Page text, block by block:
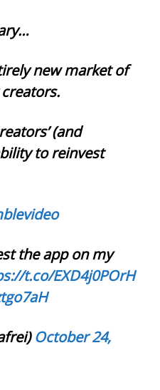
new market of
(and
to reinvest
the app on my
t.co/EXD4j0POrH
October 24,